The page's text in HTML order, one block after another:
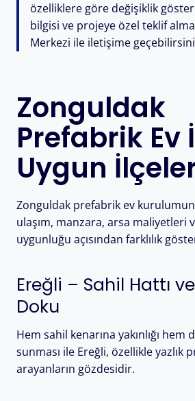
özelliklere göre değişiklik
bilgisi ve projeye özel teklif
Merkezi ile iletişime
Zonguldak
Prefabrik Ev
Uygun
Zonguldak prefabrik ev
ulaşım, manzara, arsa maliyetleri
uygunluğu açısından farklılık
Ereğli – Sahil Hattı
Doku
Hem sahil kenarına yakınlığı hem
sunması ile Ereğli, özellikle yazlık
arayanların gözdesidir.